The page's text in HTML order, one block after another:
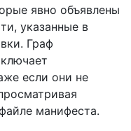
явно объявлены
указанные в
Граф
если они не
манифеста.